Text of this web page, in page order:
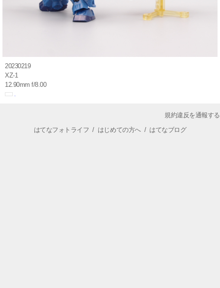
20230219
XZ-1
12.90mm f/8.00
規約違反を通報する
はてなフォトライフ / はじめての方へ/ はてなブログ